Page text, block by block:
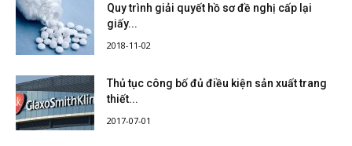
Quy trình giải quyết hồ sơ đề nghị cấp lại
giấy...
2018-11-02
Thủ tục công bố đủ điều kiện sản xuất trang
thiết...
2017-07-01